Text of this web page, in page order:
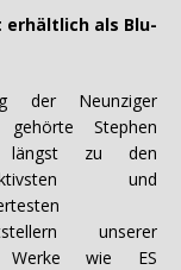
als Blu-
der Neunziger
gehörte Stephen
längst zu den
und
unserer
Werke wie ES